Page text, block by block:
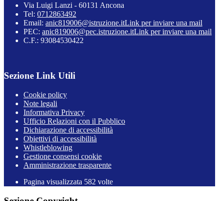
Via Luigi Lanzi - 60131 Ancona
Tel: 0712863492
Email: anic819006@istruzione.itLink per inviare una mail
PEC: anic819006@pec.istruzione.itLink per inviare una mail
C.F.: 93084530422
Sezione Link Utili
Cookie policy
Note legali
Informativa Privacy
Ufficio Relazioni con il Pubblico
Dichiarazione di accessibilità
Obiettivi di accessibilità
Whistleblowing
Gestione consensi cookie
Amministrazione trasparente
Pagina visualizzata 582 volte